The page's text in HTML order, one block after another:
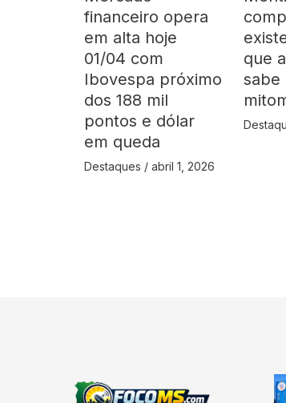
financeiro opera
em alta hoje
01/04 com
Ibovespa próximo
dos 188 mil
pontos e dólar
em queda
Destaques / abril 1, 2026
que
sabe